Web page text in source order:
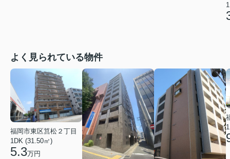
よく見られている物件
福岡市東区筥松２丁目
1DK (31.50㎡)
5.3万円